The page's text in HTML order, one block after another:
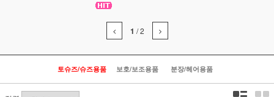
1 /2
토슈즈/슈즈용품 보호/보조용품 분장/헤어용품